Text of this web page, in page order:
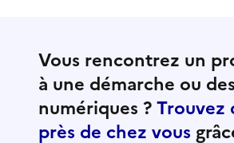
Vous rencontrez un
à une démarche ou
numériques ?Trouvez
près de chez vous